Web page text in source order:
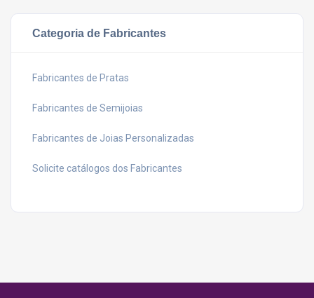
Categoria de Fabricantes
Fabricantes de Pratas
Fabricantes de Semijoias
Fabricantes de Joias Personalizadas
Solicite catálogos dos Fabricantes